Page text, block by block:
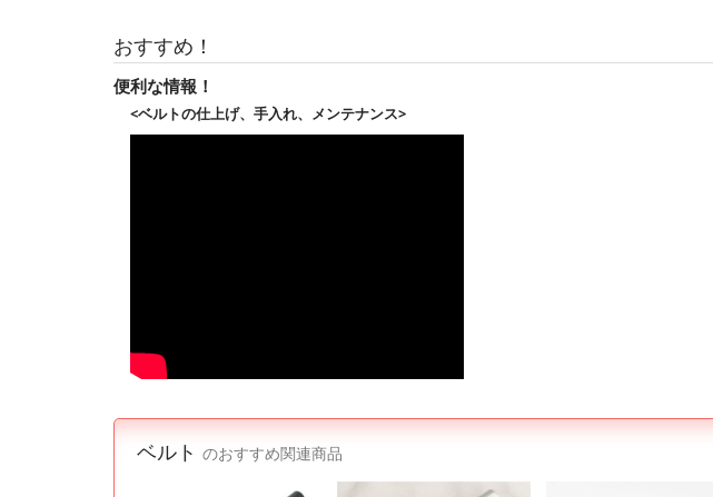
おすすめ！
便利な情報！
<ベルトの仕上げ、手入れ、メンテナンス>
ベルト のおすすめ関連商品